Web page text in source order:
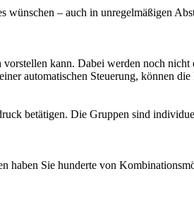
– auch in unregelmäßigen
kann. Dabei werden noch
automatischen Steuerung, können
betätigen. Die Gruppen sind
Sie hunderte von